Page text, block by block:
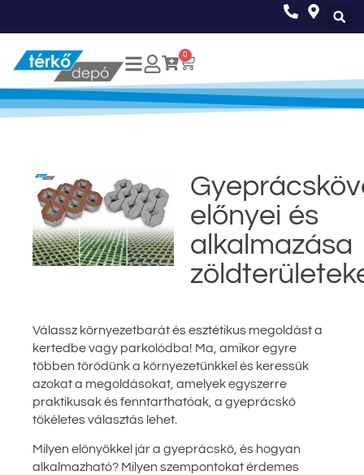
0
előnyei és
alkalmazása
Válassz környezetbarát és esztétikus megoldást a
kertedbe vagy parkolódba! Ma, amikor egyre
többen törődünk a környezetünkkel és keressük
azokat a megoldásokat, amelyek egyszerre
praktikusak és fenntarthatóak, a gyeprácskő
tökéletes választás lehet.
Milyen előnyökkel jár a gyeprácskő, és hogyan
alkalmazható? Milyen szempontokat érdemes